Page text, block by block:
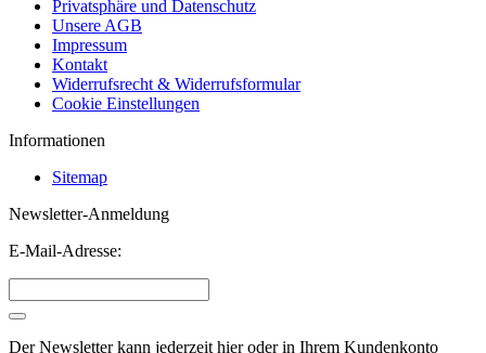
Privatsphäre und Datenschutz
Unsere AGB
Impressum
Kontakt
Widerrufsrecht & Widerrufsformular
Cookie Einstellungen
Informationen
Sitemap
Newsletter-Anmeldung
E-Mail-Adresse:
Der Newsletter kann jederzeit hier oder in Ihrem Kundenkonto